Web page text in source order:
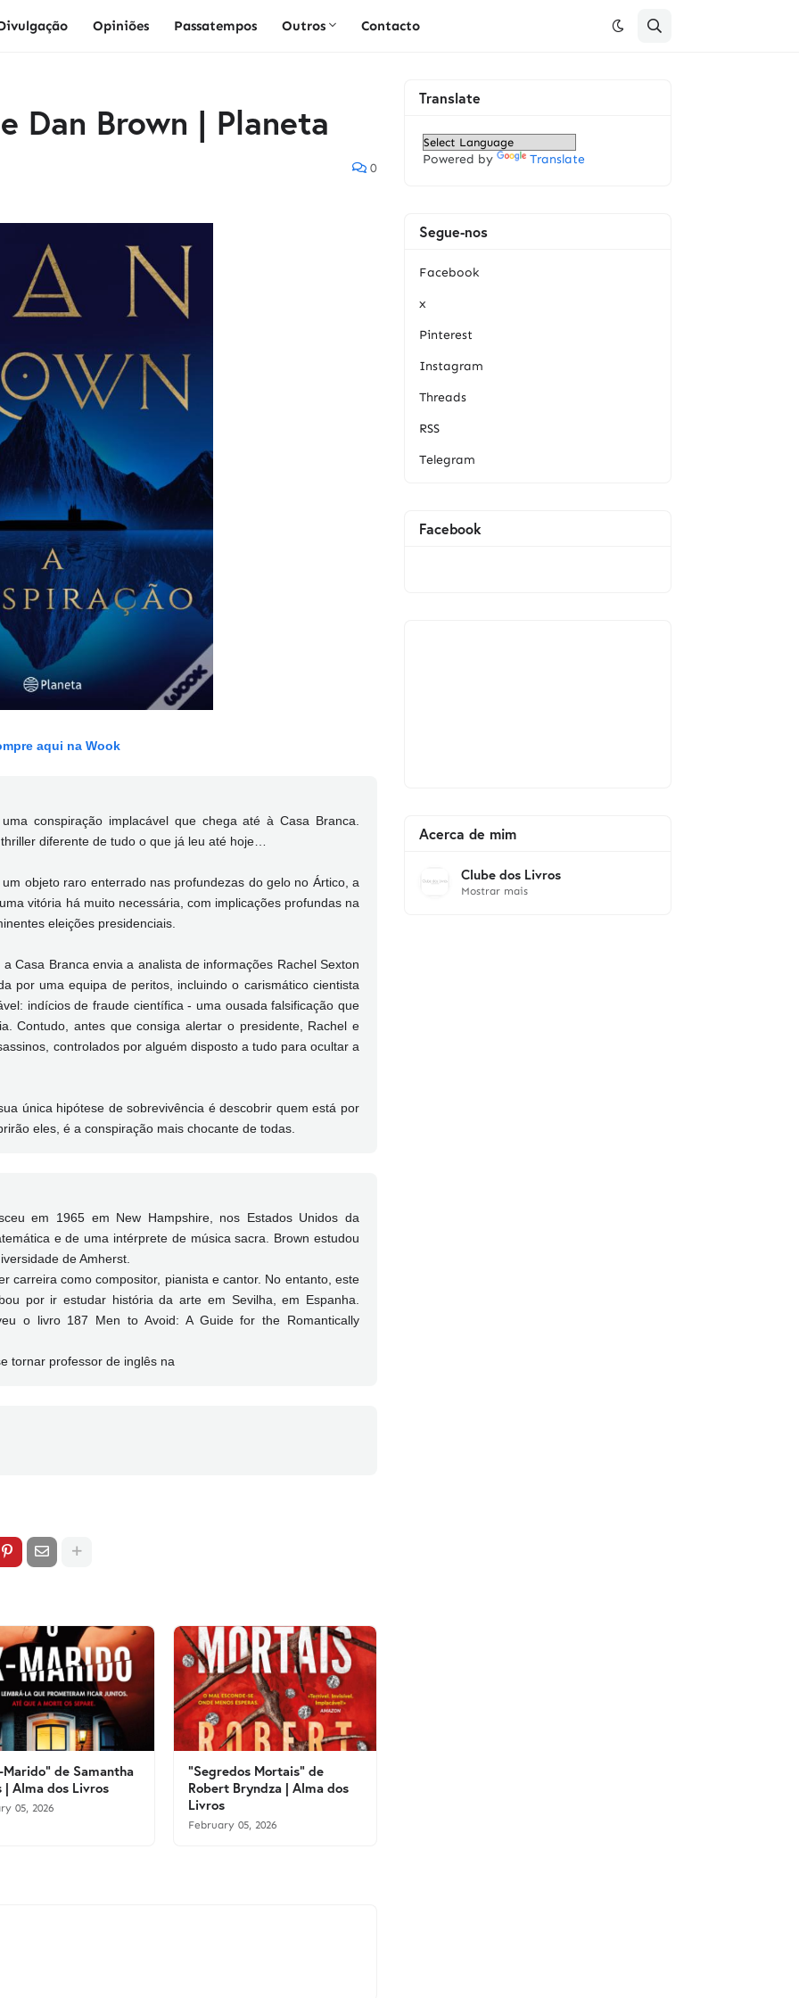
Opiniões Passatempos Outros Contacto
Dan Brown | Planeta
0
aqui na Wook
conspiração implacável que chega até à Casa Branca.
diferente de tudo o que já leu até hoje…
objeto raro enterrado nas profundezas do gelo no Ártico, a
vitória há muito necessária, com implicações profundas na
eleições presidenciais.
Casa Branca envia a analista de informações Rachel Sexton
por uma equipa de peritos, incluindo o carismático cientista
indícios de fraude científica - uma ousada falsificação que
Contudo, antes que consiga alertar o presidente, Rachel e
controlados por alguém disposto a tudo para ocultar a
única hipótese de sobrevivência é descobrir quem está por
eles, é a conspiração mais chocante de todas.
em 1965 em New Hampshire, nos Estados Unidos da
e de uma intérprete de música sacra. Brown estudou
de Amherst.
carreira como compositor, pianista e cantor. No entanto, este
por ir estudar história da arte em Sevilha, em Espanha.
o livro 187 Men to Avoid: A Guide for the Romantically
tornar professor de inglês na
Marido" de Samantha
| Alma dos Livros
05, 2026
"Segredos Mortais" de
Robert Bryndza | Alma dos
Livros
February 05, 2026
Translate
Powered by Translate
Segue-nos
Facebook
x
Pinterest
Instagram
Threads
RSS
Telegram
Facebook
Acerca de mim
Clube dos Livros
Mostrar mais